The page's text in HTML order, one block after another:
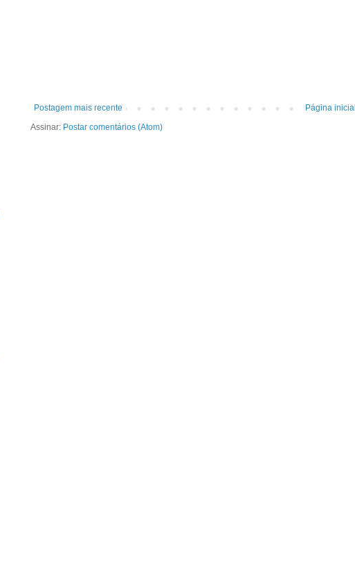
Postagem mais recente
Página inicial
Assinar: Postar comentários (Atom)